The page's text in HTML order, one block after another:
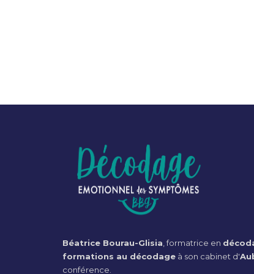
Béatrice Bourau-Glisia, formatrice en
formations au décodage à son cabinet d'
conférence.